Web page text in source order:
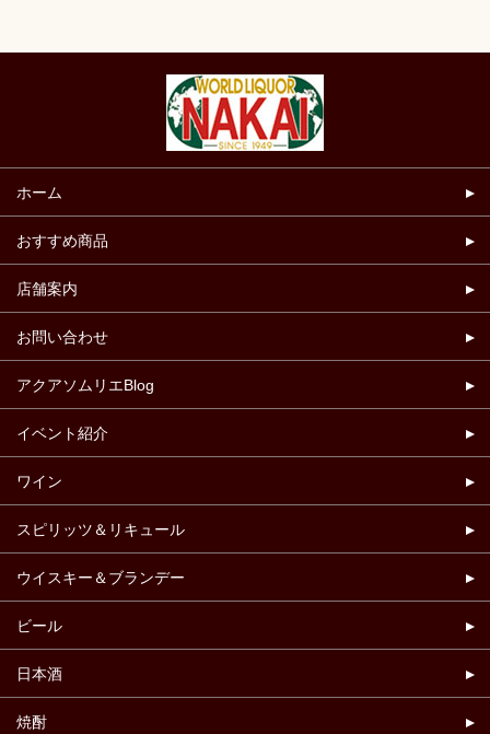
ホーム
おすすめ商品
店舗案内
お問い合わせ
アクアソムリエBlog
イベント紹介
ワイン
スピリッツ＆リキュール
ウイスキー＆ブランデー
ビール
日本酒
焼酎